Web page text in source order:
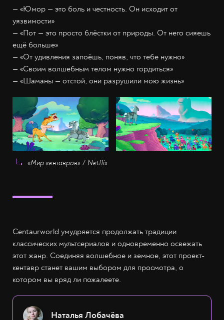
— «Юмор — это боль и честность. Он исходит от
уязвимости»
— «Пот — это просто блёстки от природы. От него сияешь
ещё больше»
— «От удивления запоёшь, поняв, что тебе нужно»
— «Своим волшебным телом нужно гордиться»
— «Шаманы — отстой, они разрушили мою жизнь»
«Мир кентавров» / Netflix
Centaurworld умудряется продолжать традиции
классических мультсериалов и одновременно освежать
этот жанр. Соединяя волшебное и земное, этот проект-
кентавр станет вашим выбором для просмотра, о
котором вы вряд ли пожалеете.
Наталья Лобачёва